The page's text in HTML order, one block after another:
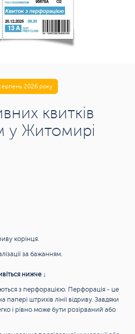
2026 року
квитків
у Житомирі
корінця.
за бажанням.
нижче ↓
з перфорацією. Перфорація - це
штрихів лінії відриву. Завдяки
і рівно може бути розірваний або